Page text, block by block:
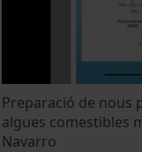
Preparació de nous
algues comestibles
Navarro